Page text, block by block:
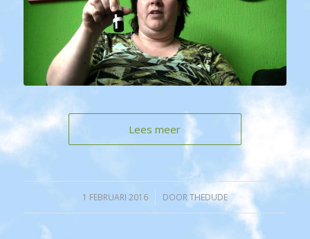
Lees meer
1 FEBRUARI 2016
/ DOORTHEDUDE